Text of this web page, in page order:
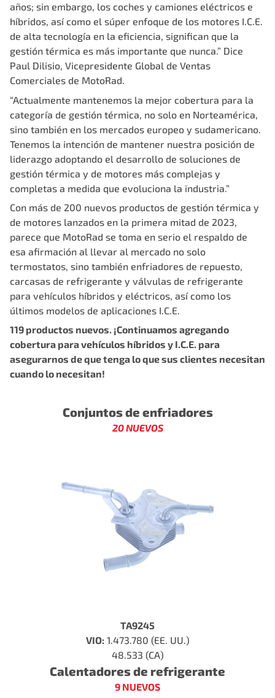
años; sin embargo, los coches y camiones eléctricos e
híbridos, así como el súper enfoque de los motores I.C.E.
de alta tecnología en la eficiencia, significan que la
gestión térmica es más importante que nunca.” Dice
Paul Dilisio, Vicepresidente Global de Ventas
Comerciales de MotoRad.
“Actualmente mantenemos la mejor cobertura para la
categoría de gestión térmica, no solo en Norteamérica,
sino también en los mercados europeo y sudamericano.
Tenemos la intención de mantener nuestra posición de
liderazgo adoptando el desarrollo de soluciones de
gestión térmica y de motores más complejas y
completas a medida que evoluciona la industria.”
Con más de 200 nuevos productos de gestión térmica y
de motores lanzados en la primera mitad de 2023,
parece que MotoRad se toma en serio el respaldo de
esa afirmación al llevar al mercado no solo
termostatos, sino también enfriadores de repuesto,
carcasas de refrigerante y válvulas de refrigerante
para vehículos híbridos y eléctricos, así como los
últimos modelos de aplicaciones I.C.E.
119 productos nuevos. ¡Continuamos agregando
cobertura para vehículos híbridos y I.C.E. para
asegurarnos de que tenga lo que sus clientes necesitan
cuando lo necesitan!
Conjuntos de enfriadores
20 NUEVOS
TA9245
VIO: 1.473.780 (EE. UU.)
48.533 (CA)
Calentadores de refrigerante
9 NUEVOS